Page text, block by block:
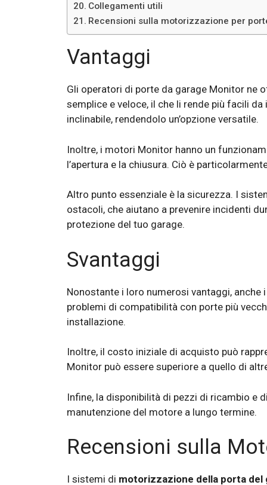
Collegamenti utili
Recensioni sulla motorizzazione per
Vantaggi
Gli operatori di porte da garage Monitor ne
semplice e veloce, il che li rende più facili
inclinabile, rendendolo un’opzione versatile.
Inoltre, i motori Monitor hanno un
l’apertura e la chiusura. Ciò è
Altro punto essenziale è la sicurezza. I
ostacoli, che aiutano a prevenire incidenti
protezione del tuo garage.
Svantaggi
Nonostante i loro numerosi vantaggi,
problemi di compatibilità con porte più
installazione.
Inoltre, il costo iniziale di acquisto può
Monitor può essere superiore a quello di
Infine, la disponibilità di pezzi di ricambio e
manutenzione del motore a lungo termine.
Recensioni sulla
I sistemi di motorizzazione della porta del